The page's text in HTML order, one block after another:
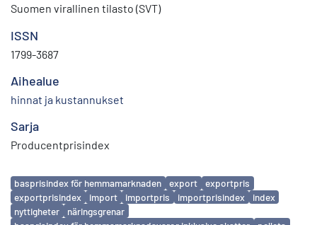
Suomen virallinen tilasto (SVT)
ISSN
1799-3687
Aihealue
hinnat ja kustannukset
Sarja
Producentprisindex
Avainsanat
basprisindex för hemmamarknaden export
exportpris
exportprisindex
import importpris importprisindex
index
nyttigheter
näringsgrenar